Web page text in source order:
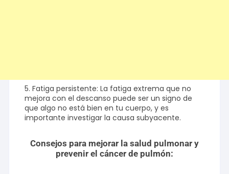
5. Fatiga persistente: La fatiga extrema que no
mejora con el descanso puede ser un signo de
que algo no está bien en tu cuerpo, y es
importante investigar la causa subyacente.
Consejos para mejorar la salud pulmonar y
prevenir el cáncer de pulmón: